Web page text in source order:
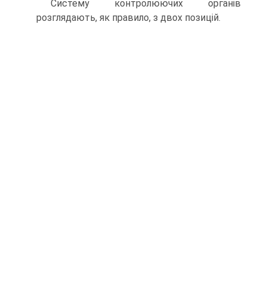
Систему контролюючих органів
розглядають, як правило, з двох позицій.